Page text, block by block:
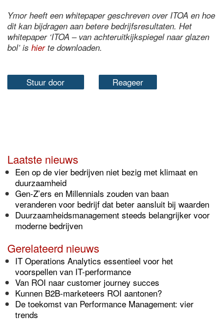
Ymor heeft een whitepaper geschreven over ITOA en hoe
dit kan bijdragen aan betere bedrijfsresultaten. Het
whitepaper ‘ITOA – van achteruitkijkspiegel naar glazen
bol’ is hierte downloaden.
Stuur door Reageer
Laatste nieuws
Een op de vier bedrijven niet bezig met klimaat en
duurzaamheid
Gen-Z’ers en Millennials zouden van baan
veranderen voor bedrijf dat beter aansluit bij waarden
Duurzaamheidsmanagement steeds belangrijker voor
moderne bedrijven
Gerelateerd nieuws
IT Operations Analytics essentieel voor het
voorspellen van IT-performance
Van ROI naar customer journey succes
Kunnen B2B-marketeers ROI aantonen?
De toekomst van Performance Management: vier
trends